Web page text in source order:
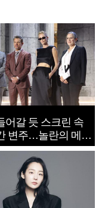
어갈 듯 스크린 속
변주…놀란의 메시
쟁 속죄’